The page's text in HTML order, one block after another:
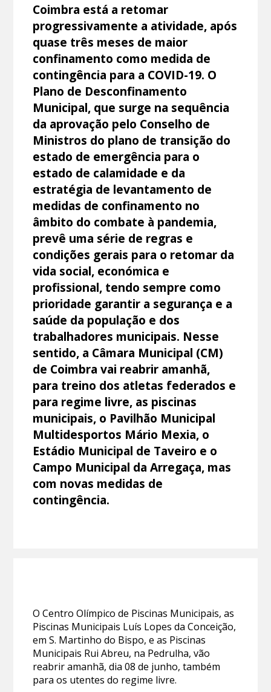
Coimbra está a retomar
progressivamente a atividade, após
quase três meses de maior
confinamento como medida de
contingência para a COVID-19. O
Plano de Desconfinamento
Municipal, que surge na sequência
da aprovação pelo Conselho de
Ministros do plano de transição do
estado de emergência para o
estado de calamidade e da
estratégia de levantamento de
medidas de confinamento no
âmbito do combate à pandemia,
prevê uma série de regras e
condições gerais para o retomar da
vida social, económica e
profissional, tendo sempre como
prioridade garantir a segurança e a
saúde da população e dos
trabalhadores municipais. Nesse
sentido, a Câmara Municipal (CM)
de Coimbra vai reabrir amanhã,
para treino dos atletas federados e
para regime livre, as piscinas
municipais, o Pavilhão Municipal
Multidesportos Mário Mexia, o
Estádio Municipal de Taveiro e o
Campo Municipal da Arregaça, mas
com novas medidas de
contingência.
O Centro Olímpico de Piscinas Municipais, as
Piscinas Municipais Luís Lopes da Conceição,
em S. Martinho do Bispo, e as Piscinas
Municipais Rui Abreu, na Pedrulha, vão
reabrir amanhã, dia 08 de junho, também
para os utentes do regime livre.